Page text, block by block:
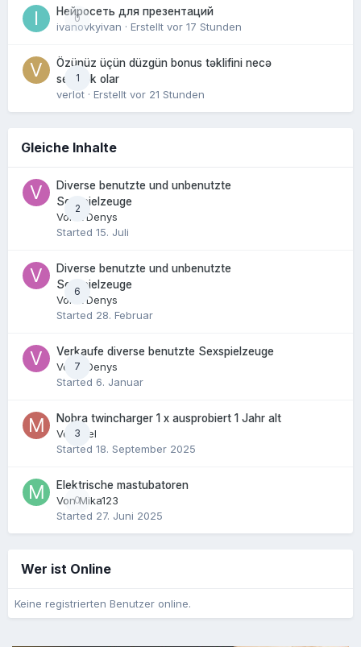
0
Нейросеть для презентаций
ivanovkyivan · Erstellt vor 17 Stunden
1
Özünüz üçün düzgün bonus təklifini necə
seçmək olar
verlot · Erstellt vor 21 Stunden
Gleiche Inhalte
2
Diverse benutzte und unbenutzte
Sexspielzeuge
VonVDenys
Started 15. Juli
6
Diverse benutzte und unbenutzte
Sexspielzeuge
Von VDenys
Started 28. Februar
7
Verkaufe diverse benutzte Sexspielzeuge
VonVDenys
Started 6. Januar
3
Nobra twincharger 1 x ausprobiert 1 Jahr alt
VonMel
Started 18. September 2025
0
Elektrische mastubatoren
VonMika123
Started 27. Juni 2025
Wer ist Online
Keine registrierten Benutzer online.